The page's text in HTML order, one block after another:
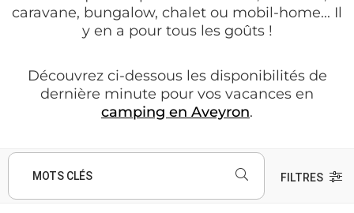
caravane, bungalow, chalet ou mobil-home... Il
y en a pour tous les goûts !
Découvrez ci-dessous les disponibilités de
dernière minute pour vos vacances en
camping en Aveyron.
MOTS CLÉS FILTRES